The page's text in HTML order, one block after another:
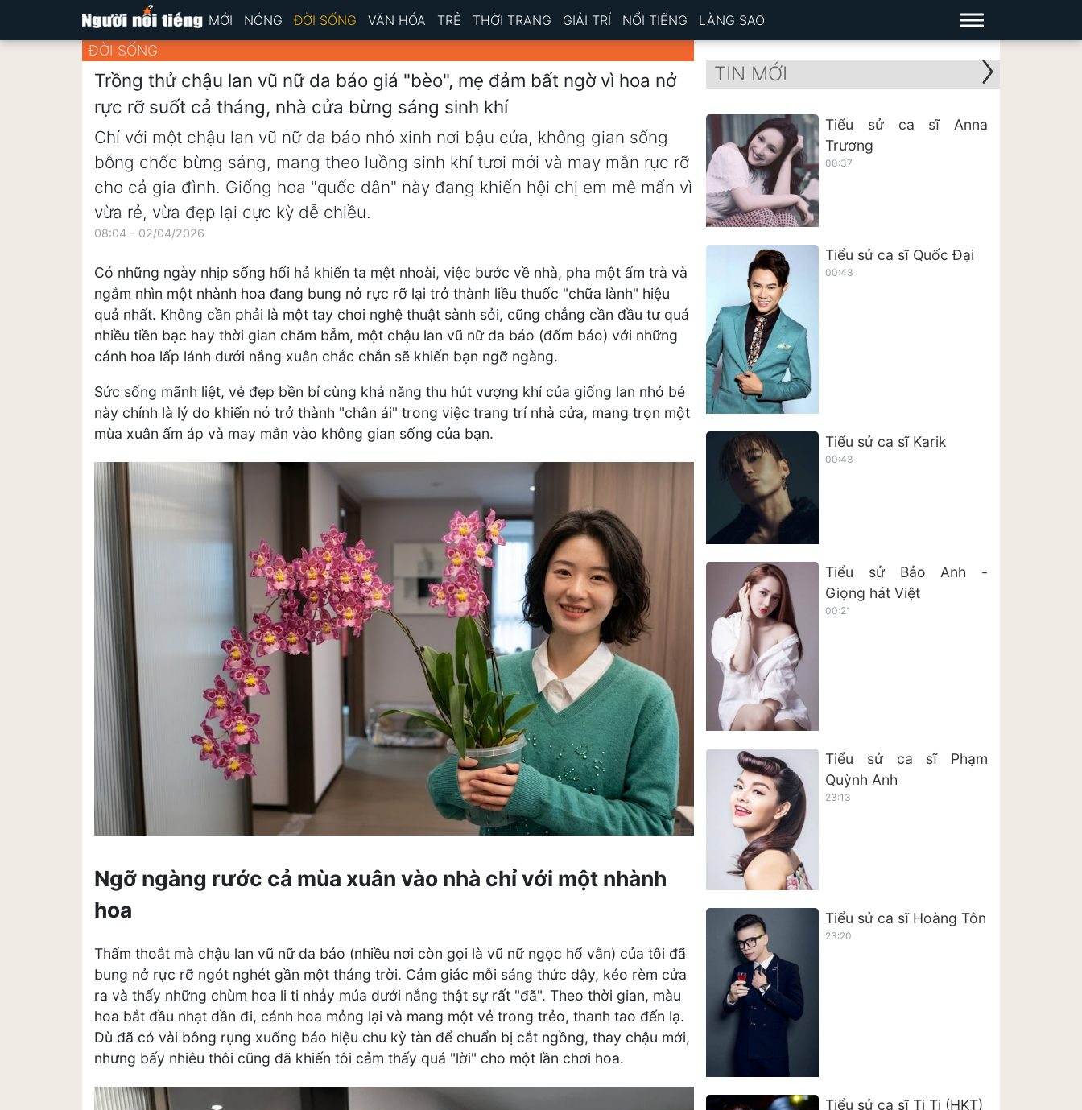
MỚI NÓNG ĐỜI SỐNG VĂN HÓA TRẺ THỜI TRANG GIẢI TRÍ NỔI TIẾNG LÀNG SAO
ĐỜI SỐNG
Trồng thử chậu lan vũ nữ da báo giá "bèo", mẹ đảm bất ngờ vì hoa nở
rực rỡ suốt cả tháng, nhà cửa bừng sáng sinh khí
Chỉ với một chậu lan vũ nữ da báo nhỏ xinh nơi bậu cửa, không gian sống
bỗng chốc bừng sáng, mang theo luồng sinh khí tươi mới và may mắn rực rỡ
cho cả gia đình. Giống hoa "quốc dân" này đang khiến hội chị em mê mẩn vì
vừa rẻ, vừa đẹp lại cực kỳ dễ chiều.
08:04 - 02/04/2026
Có những ngày nhịp sống hối hả khiến ta mệt nhoài, việc bước về nhà, pha một ấm trà và
ngắm nhìn một nhành hoa đang bung nở rực rỡ lại trở thành liều thuốc "chữa lành" hiệu
quả nhất. Không cần phải là một tay chơi nghệ thuật sành sỏi, cũng chẳng cần đầu tư quá
nhiều tiền bạc hay thời gian chăm bẵm, một chậu lan vũ nữ da báo (đốm báo) với những
cánh hoa lấp lánh dưới nắng xuân chắc chắn sẽ khiến bạn ngỡ ngàng.
Sức sống mãnh liệt, vẻ đẹp bền bỉ cùng khả năng thu hút vượng khí của giống lan nhỏ bé
này chính là lý do khiến nó trở thành "chân ái" trong việc trang trí nhà cửa, mang trọn một
mùa xuân ấm áp và may mắn vào không gian sống của bạn.
Ngỡ ngàng rước cả mùa xuân vào nhà chỉ với một nhành
hoa
Thấm thoắt mà chậu lan vũ nữ da báo (nhiều nơi còn gọi là vũ nữ ngọc hổ vằn) của tôi đã
bung nở rực rỡ ngót nghét gần một tháng trời. Cảm giác mỗi sáng thức dậy, kéo rèm cửa
ra và thấy những chùm hoa li ti nhảy múa dưới nắng thật sự rất "đã". Theo thời gian, màu
hoa bắt đầu nhạt dần đi, cánh hoa mỏng lại và mang một vẻ trong trẻo, thanh tao đến lạ.
Dù đã có vài bông rụng xuống báo hiệu chu kỳ tàn để chuẩn bị cắt ngồng, thay chậu mới,
nhưng bấy nhiêu thôi cũng đã khiến tôi cảm thấy quá "lời" cho một lần chơi hoa.
TIN MỚI
Tiểu sử ca sĩ Anna
Trương
00:37
Tiểu sử ca sĩ Quốc Đại
00:43
Tiểu sử ca sĩ Karik
00:43
Tiểu sử Bảo Anh -
Giọng hát Việt
00:21
Tiểu sử ca sĩ Phạm
Quỳnh Anh
23:13
Tiểu sử ca sĩ Hoàng Tôn
23:20
Tiểu sử ca sĩ Ti Ti (HKT)